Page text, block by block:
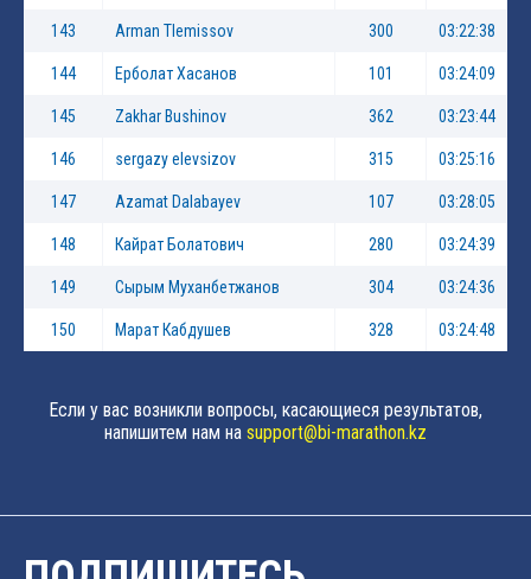
143 Arman Tlemissov 300 03:22:38
144 Ерболат Хасанов 101 03:24:09
145 Zakhar Bushinov 362 03:23:44
146 sergazy elevsizov 315 03:25:16
147 Azamat Dalabayev 107 03:28:05
148 Кайрат Болатович 280 03:24:39
149 Сырым Муханбетжанов 304 03:24:36
150 Марат Кабдушев 328 03:24:48
Если у вас возникли вопросы, касающиеся результатов,
напишитем нам на support@bi-marathon.kz